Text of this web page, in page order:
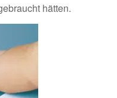
hätten.